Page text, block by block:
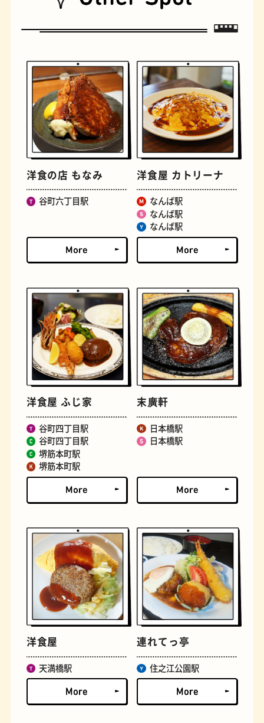
遊具 オムライス
古着 お好み焼き
握り寿司 花屋
洋食の店 もなみ
谷町六丁目駅
洋食屋 カトリーナ
なんば駅
なんば駅
なんば駅
洋食屋 ふじ家
谷町四丁目駅
谷町四丁目駅
堺筋本町駅
堺筋本町駅
末廣軒
日本橋駅
日本橋駅
洋食屋
天満橋駅
連れてっ亭
住之江公園駅